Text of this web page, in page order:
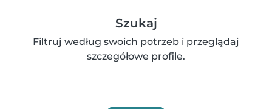
Szukaj
Filtruj według swoich potrzeb i przeglądaj
szczegółowe profile.